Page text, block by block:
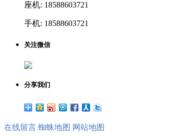
座机: 18588603721
手机: 18588603721
关注微信
分享我们
在线留言 蜘蛛地图 网站地图